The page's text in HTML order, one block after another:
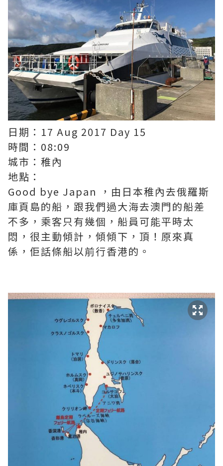
日期：17 Aug 2017 Day 15
時間：08:09
城市：稚內
地點：
Good bye Japan ，由日本稚內去俄羅斯
庫頁島的船，跟我們過大海去澳門的船差
不多，乘客只有幾個，船員可能平時太
悶，很主動傾計，傾傾下，頂！原來真
係，佢話條船以前行香港的。